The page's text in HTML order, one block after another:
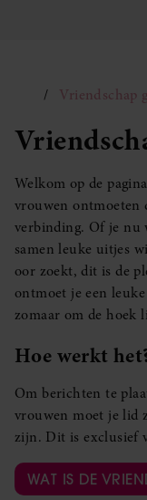
Vriendschap
Welkom op de
vrouwen ontmoeten
verbinding. Of je nu
samen leuke uitjes
oor zoekt, dit is de
ontmoet je een
zomaar om de hoek
Hoe werkt
Om berichten te
vrouwen moet je lid
zijn. Dit is exclusief
WAT IS DE